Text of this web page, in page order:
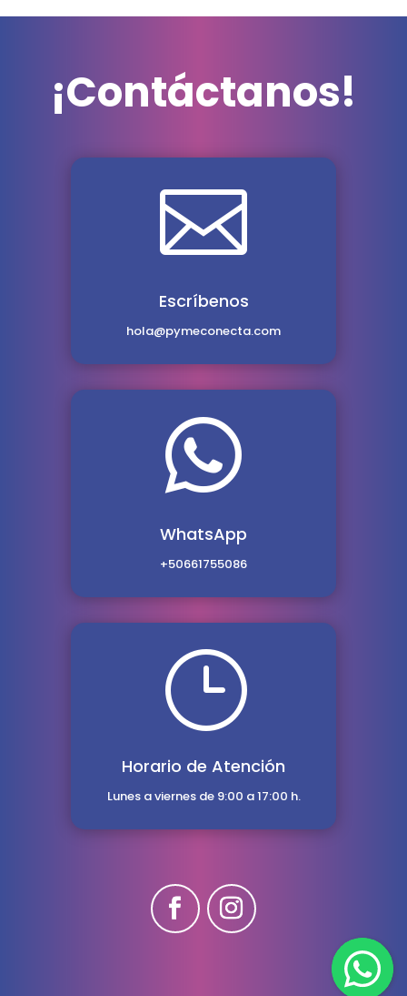
¡Contáctanos!

Escríbenos
hola@pymeconecta.com

WhatsApp
+50661755086
}
Horario de Atención
Lunes a viernes de 9:00 a 17:00 h.